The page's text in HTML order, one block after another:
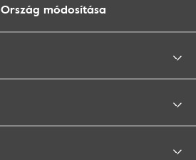
Ország módosítása